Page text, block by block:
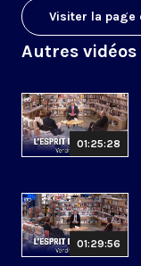
Visiter la page
Autres
01:25:28
01:29:56